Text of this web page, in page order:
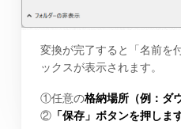
変換が完了すると「名前を
ックスが表示されます。
①任意の格納場所（例：ダ
②「保存」ボタンを押します